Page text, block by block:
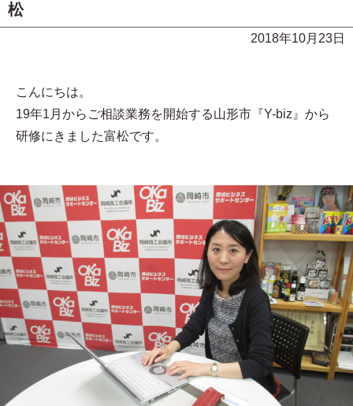
松
2018年10月23日
こんにちは。
19年1月からご相談業務を開始する山形市『Y-biz』から
研修にきました富松です。